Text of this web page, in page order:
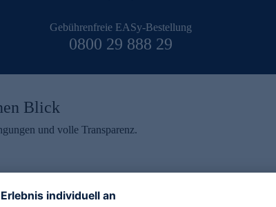
Gebührenfreie EASy-Bestellung
0800 29 888 29
Blick
und volle Transparenz.